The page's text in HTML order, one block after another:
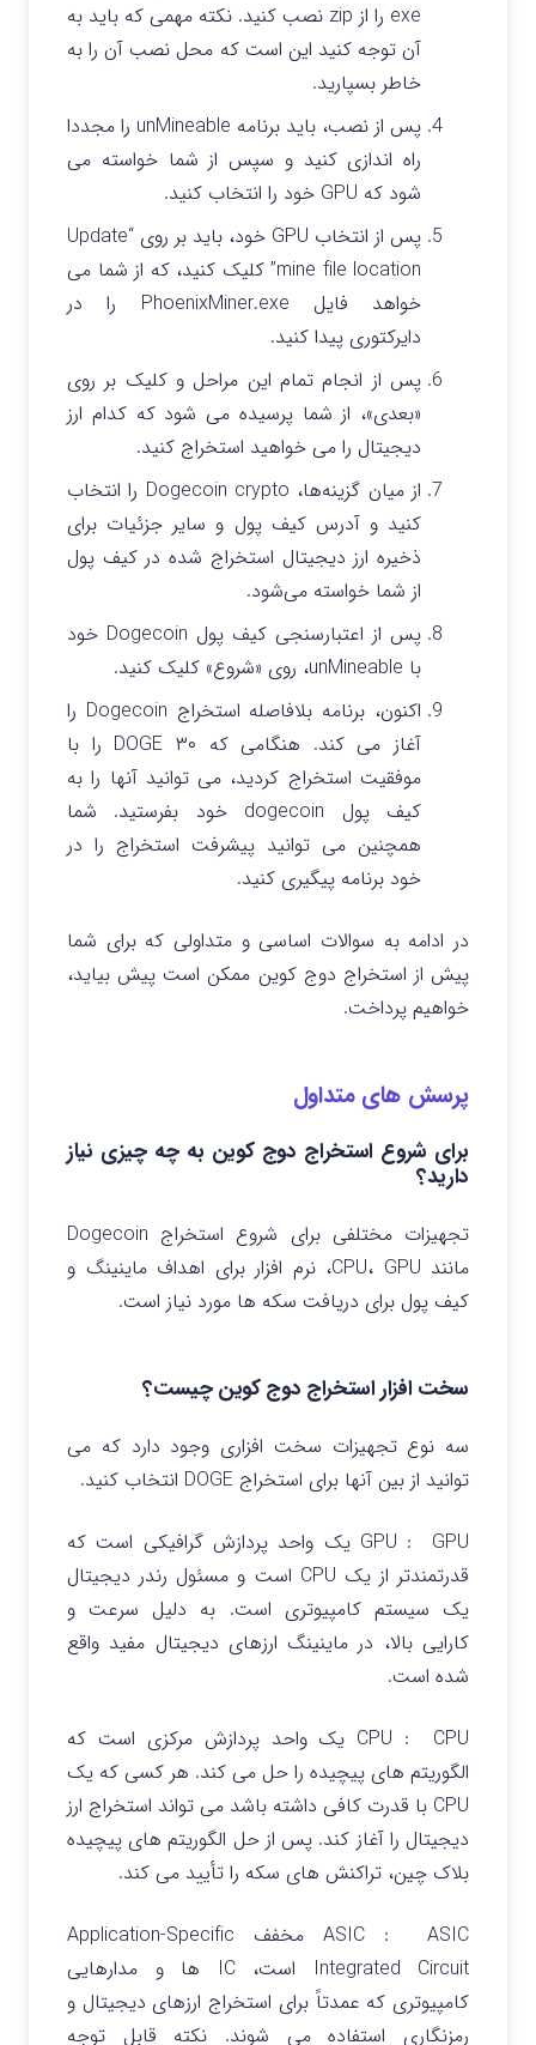
exe را از zip نصب کنید. نکته مهمی که باید به
آن توجه کنید این است که محل نصب آن را به
خاطر بسپارید.
پس از نصب، باید برنامه unMineable را مجددا
راه اندازی کنید و سپس از شما خواسته می
شود که GPU خود را انتخاب کنید.
پس از انتخاب GPU خود، باید بر روی “Update
mine file location” کلیک کنید، که از شما می
خواهد فایل PhoenixMiner.exe را در
دایرکتوری پیدا کنید.
پس از انجام تمام این مراحل و کلیک بر روی
«بعدی»، از شما پرسیده می شود که کدام ارز
دیجیتال را می خواهید استخراج کنید.
از میان گزینه‌ها، Dogecoin crypto را انتخاب
کنید و آدرس کیف پول و سایر جزئیات برای
ذخیره ارز دیجیتال استخراج شده در کیف پول
از شما خواسته می‌شود.
پس از اعتبارسنجی کیف پول Dogecoin خود
با unMineable، روی «شروع» کلیک کنید.
اکنون، برنامه بلافاصله استخراج Dogecoin را
آغاز می کند. هنگامی که ۳۰ DOGE را با
موفقیت استخراج کردید، می توانید آنها را به
کیف پول dogecoin خود بفرستید. شما
همچنین می توانید پیشرفت استخراج را در
خود برنامه پیگیری کنید.
در ادامه به سوالات اساسی و متداولی که برای شما
پیش از استخراج دوج کوین ممکن است پیش بیاید،
خواهیم پرداخت.
پرسش های متداول
برای شروع استخراج دوج کوین به چه چیزی نیاز
دارید؟
تجهیزات مختلفی برای شروع استخراج Dogecoin
مانند CPU، GPU، نرم افزار برای اهداف ماینینگ و
کیف پول برای دریافت سکه ها مورد نیاز است.
سخت افزار استخراج دوج کوین چیست؟
سه نوع تجهیزات سخت افزاری وجود دارد که می
توانید از بین آنها برای استخراج DOGE انتخاب کنید.
GPU : GPU یک واحد پردازش گرافیکی است که
قدرتمندتر از یک CPU است و مسئول رندر دیجیتال
یک سیستم کامپیوتری است. به دلیل سرعت و
کارایی بالا، در ماینینگ ارزهای دیجیتال مفید واقع
شده است.
CPU : CPU یک واحد پردازش مرکزی است که
الگوریتم های پیچیده را حل می کند. هر کسی که یک
CPU با قدرت کافی داشته باشد می تواند استخراج ارز
دیجیتال را آغاز کند. پس از حل الگوریتم های پیچیده
بلاک چین، تراکنش های سکه را تأیید می کند.
ASIC : ASIC مخفف Application-Specific
Integrated Circuit است، IC ها و مدارهایی
کامپیوتری که عمدتاً برای استخراج ارزهای دیجیتال و
رمزنگاری استفاده می شوند. نکته قابل توجه